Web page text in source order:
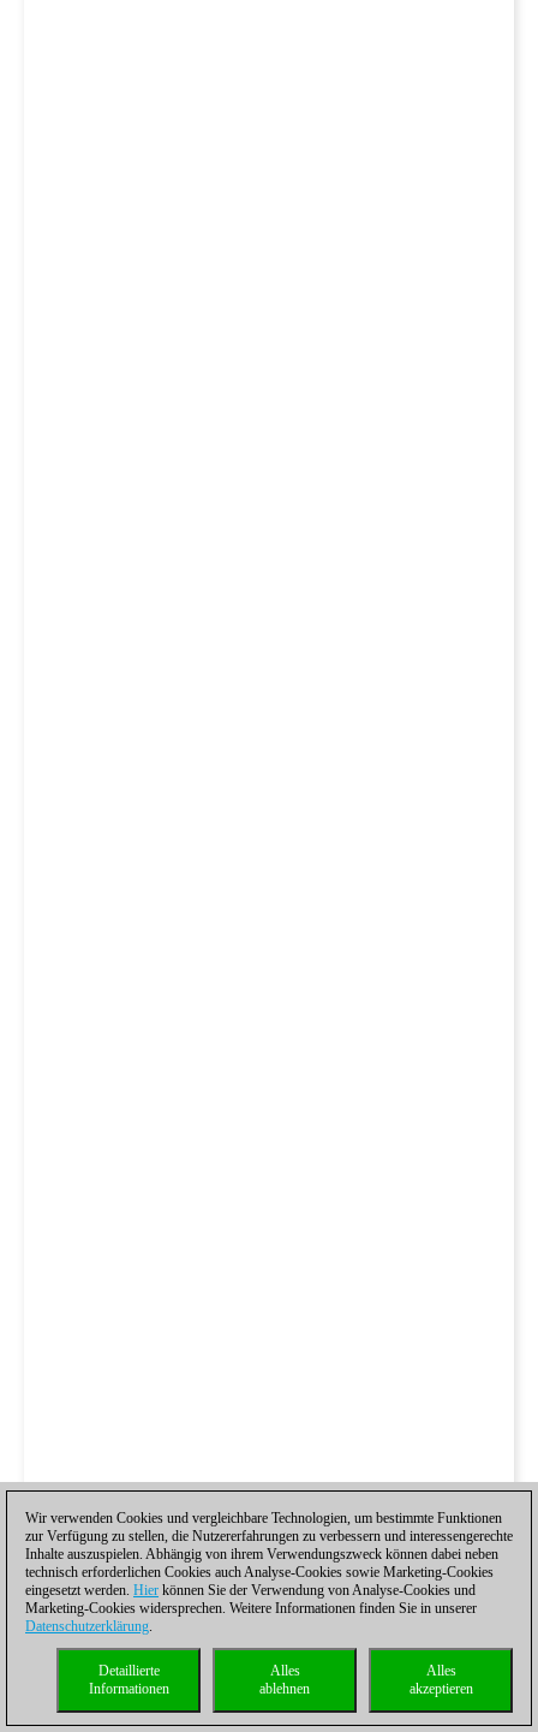
Wir verwenden Cookies und vergleichbare Technologien, um bestimmte Funktionen
zur Verfügung zu stellen, die Nutzererfahrungen zu verbessern und interessengerechte
Inhalte auszuspielen. Abhängig von ihrem Verwendungszweck können dabei neben
technisch erforderlichen Cookies auch Analyse-Cookies sowie Marketing-Cookies
eingesetzt werden. Hier können Sie der Verwendung von Analyse-Cookies und
Marketing-Cookies widersprechen. Weitere Informationen finden Sie in unserer
Datenschutzerklärung.
Alles
akzeptieren
Alles
ablehnen
Detaillierte
Informationen